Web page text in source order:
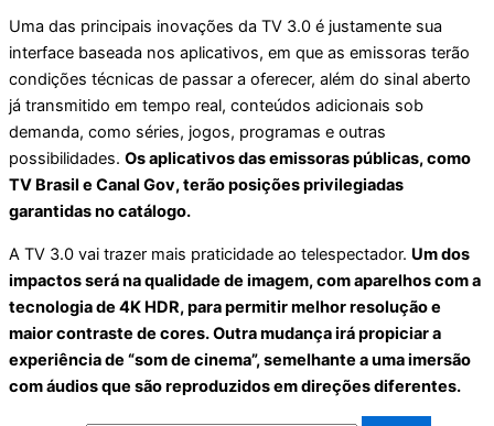
Uma das principais inovações da TV 3.0 é justamente sua
interface baseada nos aplicativos, em que as emissoras terão
condições técnicas de passar a oferecer, além do sinal aberto
já transmitido em tempo real, conteúdos adicionais sob
demanda, como séries, jogos, programas e outras
possibilidades. Os aplicativos das emissoras públicas, como
TV Brasil e Canal Gov, terão posições privilegiadas
garantidas no catálogo.
A TV 3.0 vai trazer mais praticidade ao telespectador. Um dos
impactos será na qualidade de imagem, com aparelhos com a
tecnologia de 4K HDR, para permitir melhor resolução e
maior contraste de cores. Outra mudança irá propiciar a
experiência de “som de cinema”, semelhante a uma imersão
com áudios que são reproduzidos em direções diferentes.